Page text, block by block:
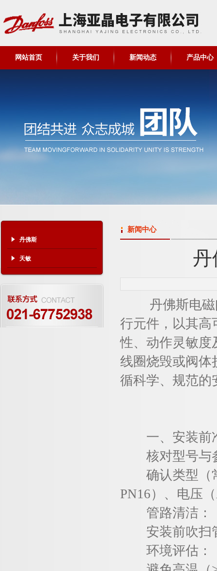
网站首页 关于我们 新闻动态 产品中心
丹佛斯
天敏
新闻中心
丹
丹佛斯电磁阀
行元件，以其高
性、动作灵敏度
线圈烧毁或阀体
循科学、规范的
一、安装前
核对型号与
确认类型（常
PN16）、电压
管路清洁：
安装前吹扫管
环境评估：